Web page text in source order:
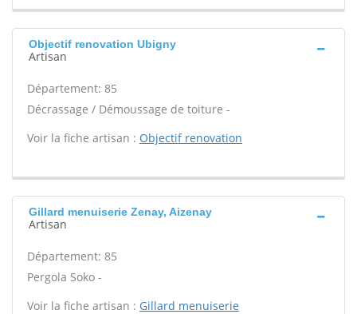
Objectif renovation Ubigny
Artisan
Département: 85
Décrassage / Démoussage de toiture -
Voir la fiche artisan : Objectif renovation
Gillard menuiserie Zenay, Aizenay
Artisan
Département: 85
Pergola Soko -
Voir la fiche artisan : Gillard menuiserie